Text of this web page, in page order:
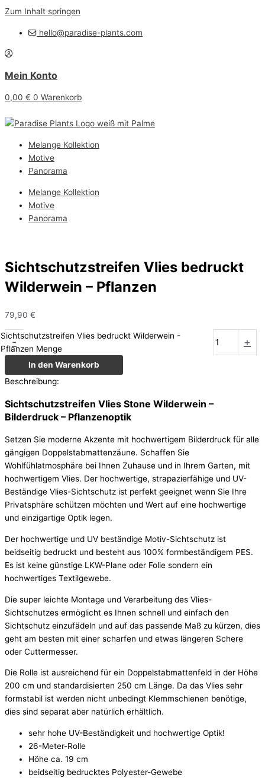
Zum Inhalt springen
hello@paradise-plants.com
Mein Konto
0,00 € 0 Warenkorb
Melange Kollektion
Motive
Panorama
Melange Kollektion
Motive
Panorama
Sichtschutzstreifen Vlies bedruckt
Wilderwein – Pflanzen
79,90 €
-
Sichtschutzstreifen Vlies bedruckt Wilderwein -
Pflanzen Menge
+
In den Warenkorb
Beschreibung:
Sichtschutzstreifen Vlies Stone Wilderwein –
Bilderdruck – Pflanzenoptik
Setzen Sie moderne Akzente mit hochwertigem Bilderdruck für alle
gängigen Doppelstabmattenzäune. Schaffen Sie
Wohlfühlatmosphäre bei Ihnen Zuhause und in Ihrem Garten, mit
hochwertigem Vlies. Der hochwertige, strapazierfähige und UV-
Beständige Vlies-Sichtschutz ist perfekt geeignet wenn Sie Ihre
Privatsphäre schützen möchten und Wert auf eine hochwertige
und einzigartige Optik legen.
Der hochwertige und UV beständige Motiv-Sichtschutz ist
beidseitig bedruckt und besteht aus 100% formbeständigem PES.
Es ist keine günstige LKW-Plane oder Folie sondern ein
hochwertiges Textilgewebe.
Die super leichte Montage und Verarbeitung des Vlies-
Sichtschutzes ermöglicht es Ihnen schnell und einfach den
Sichtschutz einzufädeln und auf das passende Maß zu kürzen, dies
geht am besten mit einer scharfen und etwas längeren Schere
oder Cuttermesser.
Die Rolle ist ausreichend für ein Doppelstabmattenfeld in der Höhe
200 cm und standardisierten 250 cm Länge. Da das Vlies sehr
formstabil ist werden nicht unbedingt Klemmschienen benötige,
dies sind separat aber natürlich erhältlich.
sehr hohe UV-Beständigkeit und hochwertige Optik!
26-Meter-Rolle
Höhe ca. 19 cm
beidseitig bedrucktes Polyester-Gewebe